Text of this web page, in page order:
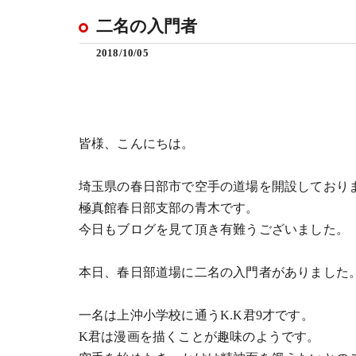
二名の入門者
2018/10/05
皆様、こんにちは。
埼玉県の春日部市で空手の道場を開設しており
極真館春日部支部の青木です。
今日もブログを見て頂き有難うございました。
本日、春日部道場に二名の入門者がありました。
一名は上沖小学校に通うK.K君9才です。
K君は漫画を描くことが趣味のようです。